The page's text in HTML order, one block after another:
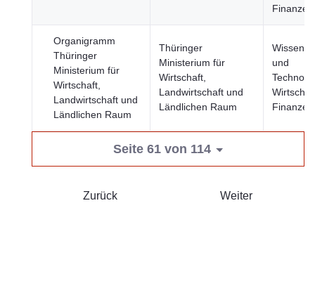
Finanzen
Organigramm
Thüringer
Ministerium für
Wirtschaft,
Landwirtschaft und
Ländlichen Raum
Thüringer
Ministerium für
Wirtschaft,
Landwirtschaft und
Ländlichen Raum
und
Finanzen
Seite 61 von 114
Zurück Weiter